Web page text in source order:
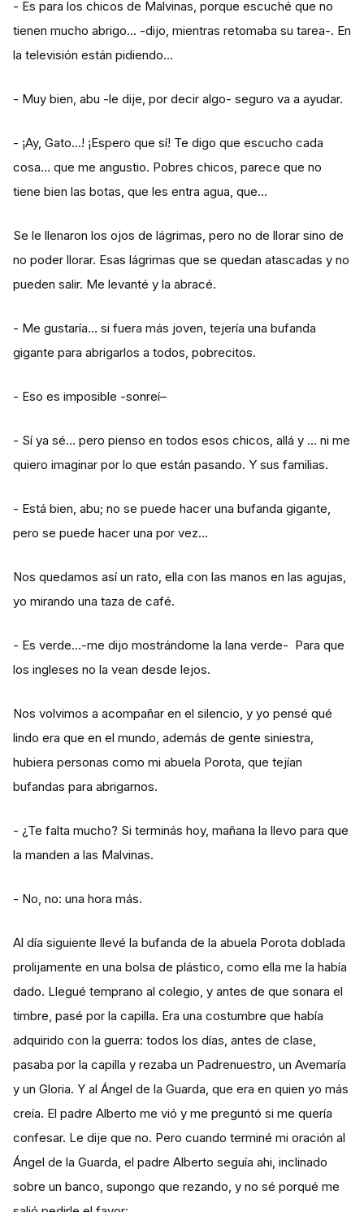
- Es para los chicos de Malvinas, porque escuché que no
tienen mucho abrigo… -dijo, mientras retomaba su tarea-. En
la televisión están pidiendo…
- Muy bien, abu -le dije, por decir algo- seguro va a ayudar.
- ¡Ay, Gato…! ¡Espero que sí! Te digo que escucho cada
cosa… que me angustio. Pobres chicos, parece que no
tiene bien las botas, que les entra agua, que…
Se le llenaron los ojos de lágrimas, pero no de llorar sino de
no poder llorar. Esas lágrimas que se quedan atascadas y no
pueden salir. Me levanté y la abracé.
- Me gustaría… si fuera más joven, tejería una bufanda
gigante para abrigarlos a todos, pobrecitos.
- Eso es imposible -sonreí–
- Sí ya sé… pero pienso en todos esos chicos, allá y … ni me
quiero imaginar por lo que están pasando. Y sus familias.
- Está bien, abu; no se puede hacer una bufanda gigante,
pero se puede hacer una por vez…
Nos quedamos así un rato, ella con las manos en las agujas,
yo mirando una taza de café.
- Es verde…-me dijo mostrándome la lana verde- Para que
los ingleses no la vean desde lejos.
Nos volvimos a acompañar en el silencio, y yo pensé qué
lindo era que en el mundo, además de gente siniestra,
hubiera personas como mi abuela Porota, que tejían
bufandas para abrigarnos.
- ¿Te falta mucho? Si terminás hoy, mañana la llevo para que
la manden a las Malvinas.
- No, no: una hora más.
Al día siguiente llevé la bufanda de la abuela Porota doblada
prolijamente en una bolsa de plástico, como ella me la había
dado. Llegué temprano al colegio, y antes de que sonara el
timbre, pasé por la capilla. Era una costumbre que había
adquirido con la guerra: todos los días, antes de clase,
pasaba por la capilla y rezaba un Padrenuestro, un Avemaría
y un Gloria. Y al Ángel de la Guarda, que era en quien yo más
creía. El padre Alberto me vió y me preguntó si me quería
confesar. Le dije que no. Pero cuando terminé mi oración al
Ángel de la Guarda, el padre Alberto seguía ahi, inclinado
sobre un banco, supongo que rezando, y no sé porqué me